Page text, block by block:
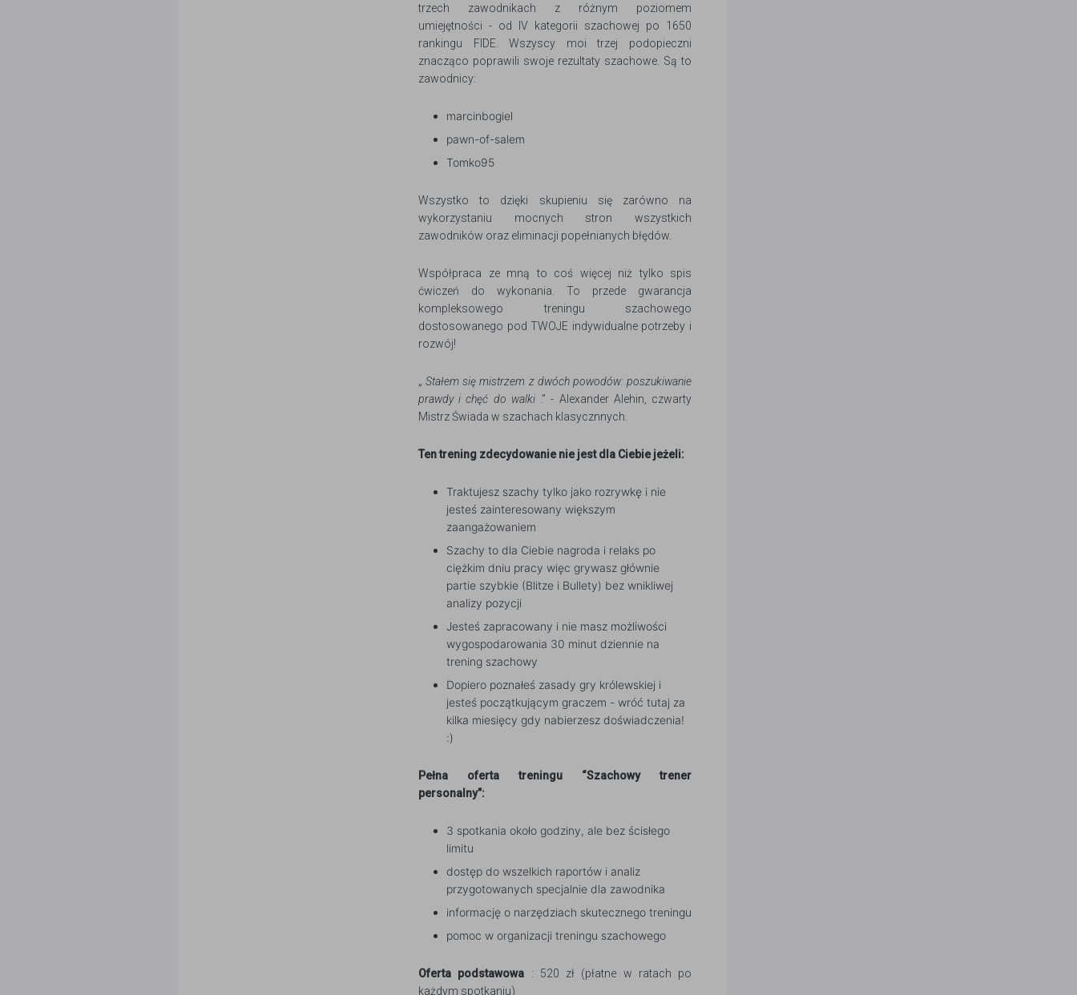
trzech zawodnikach z różnym poziomem
umiejętności - od IV kategorii szachowej po 1650
rankingu FIDE. Wszyscy moi trzej podopieczni
znacząco poprawili swoje rezultaty szachowe. Są to
zawodnicy:
marcinbogiel
pawn-of-salem
Tomko95
Wszystko to dzięki skupieniu się zarówno na
wykorzystaniu mocnych stron wszystkich
zawodników oraz eliminacji popełnianych błędów.
Współpraca ze mną to coś więcej niż tylko spis
ćwiczeń do wykonania. To przede gwarancja
kompleksowego treningu szachowego
dostosowanego pod TWOJE indywidualne potrzeby i
rozwój!
„Stałem się mistrzem z dwóch powodów: poszukiwanie
prawdy i chęć do walki.” - Alexander Alehin, czwarty
Mistrz Świada w szachach klasycznnych.
Ten trening zdecydowanie nie jest dla Ciebie jeżeli:
Traktujesz szachy tylko jako rozrywkę i nie
jesteś zainteresowany większym
zaangażowaniem
Szachy to dla Ciebie nagroda i relaks po
ciężkim dniu pracy więc grywasz głównie
partie szybkie (Blitze i Bullety) bez wnikliwej
analizy pozycji
Jesteś zapracowany i nie masz możliwości
wygospodarowania 30 minut dziennie na
trening szachowy
Dopiero poznałeś zasady gry królewskiej i
jesteś początkującym graczem - wróć tutaj za
kilka miesięcy gdy nabierzesz doświadczenia!
:)
Pełna oferta treningu “Szachowy trener
personalny”:
3 spotkania około godziny, ale bez ścisłego
limitu
dostęp do wszelkich raportów i analiz
przygotowanych specjalnie dla zawodnika
informację o narzędziach skutecznego treningu
pomoc w organizacji treningu szachowego
Oferta podstawowa : 520 zł (płatne w ratach po
każdym spotkaniu)